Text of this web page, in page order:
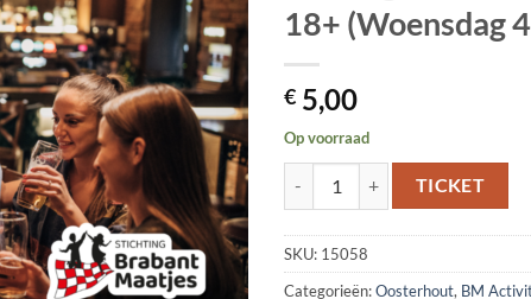
18+ (Woensdag
€ 5,00
Op voorraad
Gezellige Borrel Oosterhout bij
TICKET
SKU: 15058
Categorieën:Oosterhout, BM